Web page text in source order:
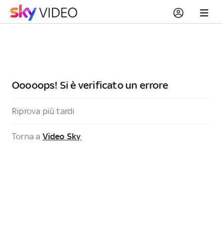
Ooooops! Si è verificato un errore
Riprova più tardi
Torna a Video Sky